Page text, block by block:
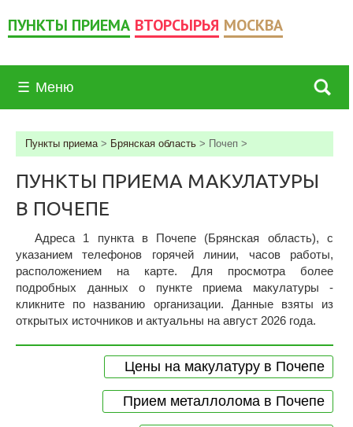
ПУНКТЫ ПРИЕМА ВТОРСЫРЬЯ МОСКВА
☰ Меню
Пункты приема> Брянская область > Почеп >
ПУНКТЫ ПРИЕМА МАКУЛАТУРЫ
В ПОЧЕПЕ
Адреса 1 пункта в Почепе (Брянская область), c
указанием телефонов горячей линии, часов работы,
расположением на карте. Для просмотра более
подробных данных о пункте приема макулатуры -
кликните по названию организации. Данные взяты из
открытых источников и актуальны на август 2026 года.
Цены на макулатуру в Почепе
Прием металлолома в Почепе